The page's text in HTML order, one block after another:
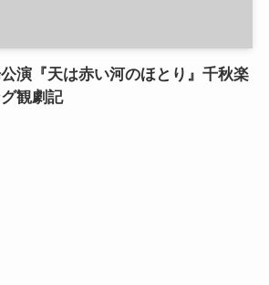
演『天は赤い河のほとり』千秋楽
観劇記